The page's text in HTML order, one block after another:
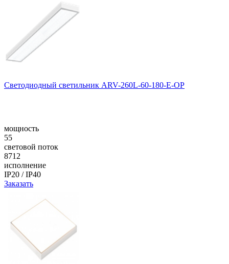
Светодиодный светильник ARV-260L-60-180-E-OP
мощность
55
световой поток
8712
исполнение
IP20 / IP40
Заказать